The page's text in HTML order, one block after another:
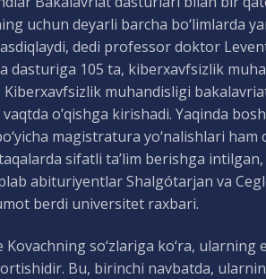
uchun deyarli barcha bo‘limlarda
dedi professor doktor
dasturiga 105 ta, kiberxavfsizlik
muhandisligi
o’qishga kirishadi. Yaqinda
magistratura yo‘nalishlari ham
sifatli ta’lim berishga
abituriyentlar Shalgótarjan va
berdi universitet raxbari.
so‘zlariga ko‘ra,
Bu, birinchi navbatda,